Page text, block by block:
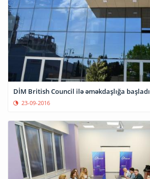
DİM British Council ilə əməkdaşlığa başladı
23-09-2016